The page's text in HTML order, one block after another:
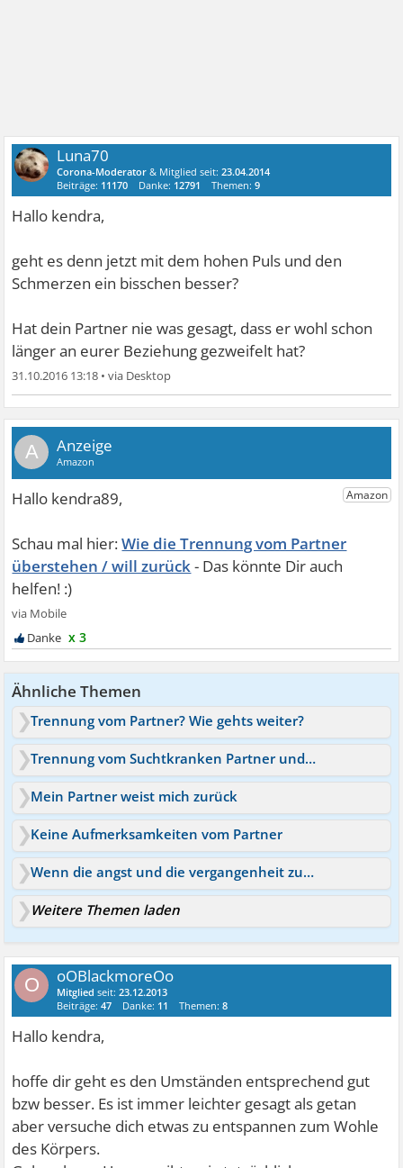
Luna70
Corona-Moderator & Mitglied seit:23.04.2014
Beiträge: 11170 Danke: 12791 Themen:9
Hallo kendra,
geht es denn jetzt mit dem hohen Puls und den
Schmerzen ein bisschen besser?
Hat dein Partner nie was gesagt, dass er wohl schon
länger an eurer Beziehung gezweifelt hat?
31.10.2016 13:18 •
A
Wie die Trennung vom Partner
überstehen / will zurück
x 3
Ähnliche Themen
Trennung vom Partner? Wie gehts weiter?
Trennung vom Suchtkranken Partner und habe Schuldgefühle
Mein Partner weist mich zurück
Keine Aufmerksamkeiten vom Partner
Wenn die angst und die vergangenheit zurück kommen :(
Weitere Themen laden
O oOBlackmoreOo
Mitglied seit:23.12.2013
Beiträge:47 Danke: 11 Themen:8
Hallo kendra,
hoffe dir geht es den Umständen entsprechend gut
bzw besser. Es ist immer leichter gesagt als getan
aber versuche dich etwas zu entspannen zum Wohle
des Körpers.